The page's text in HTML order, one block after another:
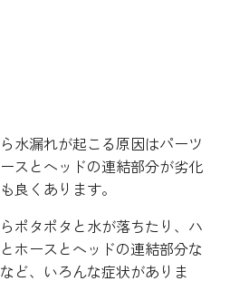
水漏れが起こる原因はパーツ
スとヘッドの連結部分が劣化
良くあります。
ポタポタと水が落ちたり、ハ
ホースとヘッドの連結部分な
ど、いろんな症状がありま